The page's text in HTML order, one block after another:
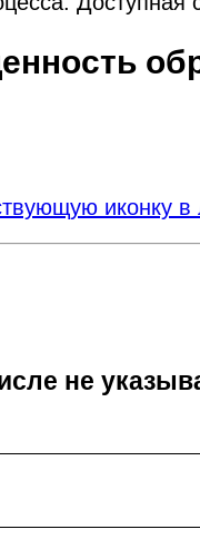
иконку в
не